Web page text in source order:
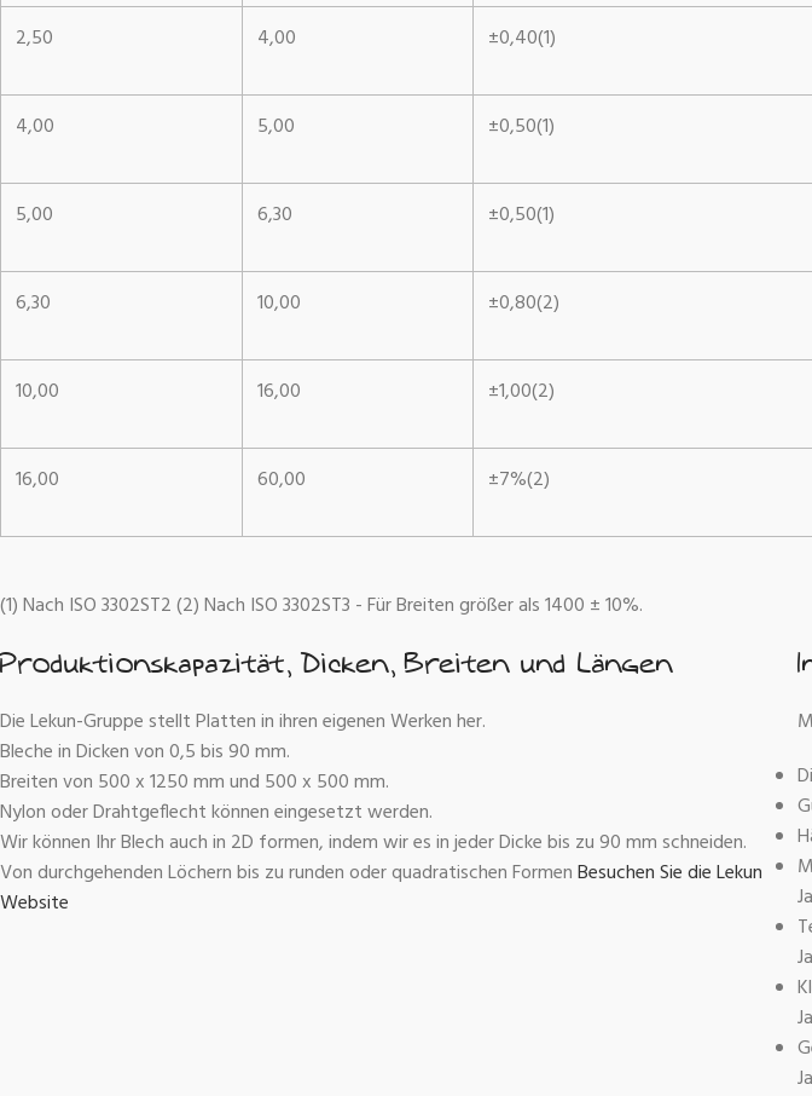
2,50 4,00 ±0,40(1)
4,00 5,00 ±0,50(1)
5,00 6,30 ±0,50(1)
6,30 10,00 ±0,80(2)
10,00 16,00 ±1,00(2)
16,00 60,00 ±7%(2)
(1) Nach ISO 3302ST2 (2) Nach ISO 3302ST3 - Für Breiten größer als 1400 ± 10%.
Produktionskapazität, Dicken, Breiten und Längen
Die Lekun-Gruppe stellt Platten in ihren eigenen Werken her.
Bleche in Dicken von 0,5 bis 90 mm.
Breiten von 500 x 1250 mm und 500 x 500 mm.
Nylon oder Drahtgeflecht können eingesetzt werden.
Wir können Ihr Blech auch in 2D formen, indem wir es in jeder Dicke bis zu 90 mm schneiden.
Von durchgehenden Löchern bis zu runden oder quadratischen FormenBesuchen Sie die Lekun
Website